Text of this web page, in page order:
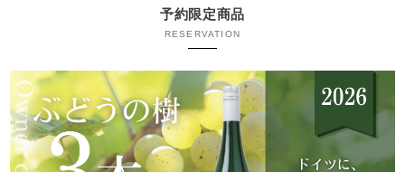
予約限定商品
RESERVATION